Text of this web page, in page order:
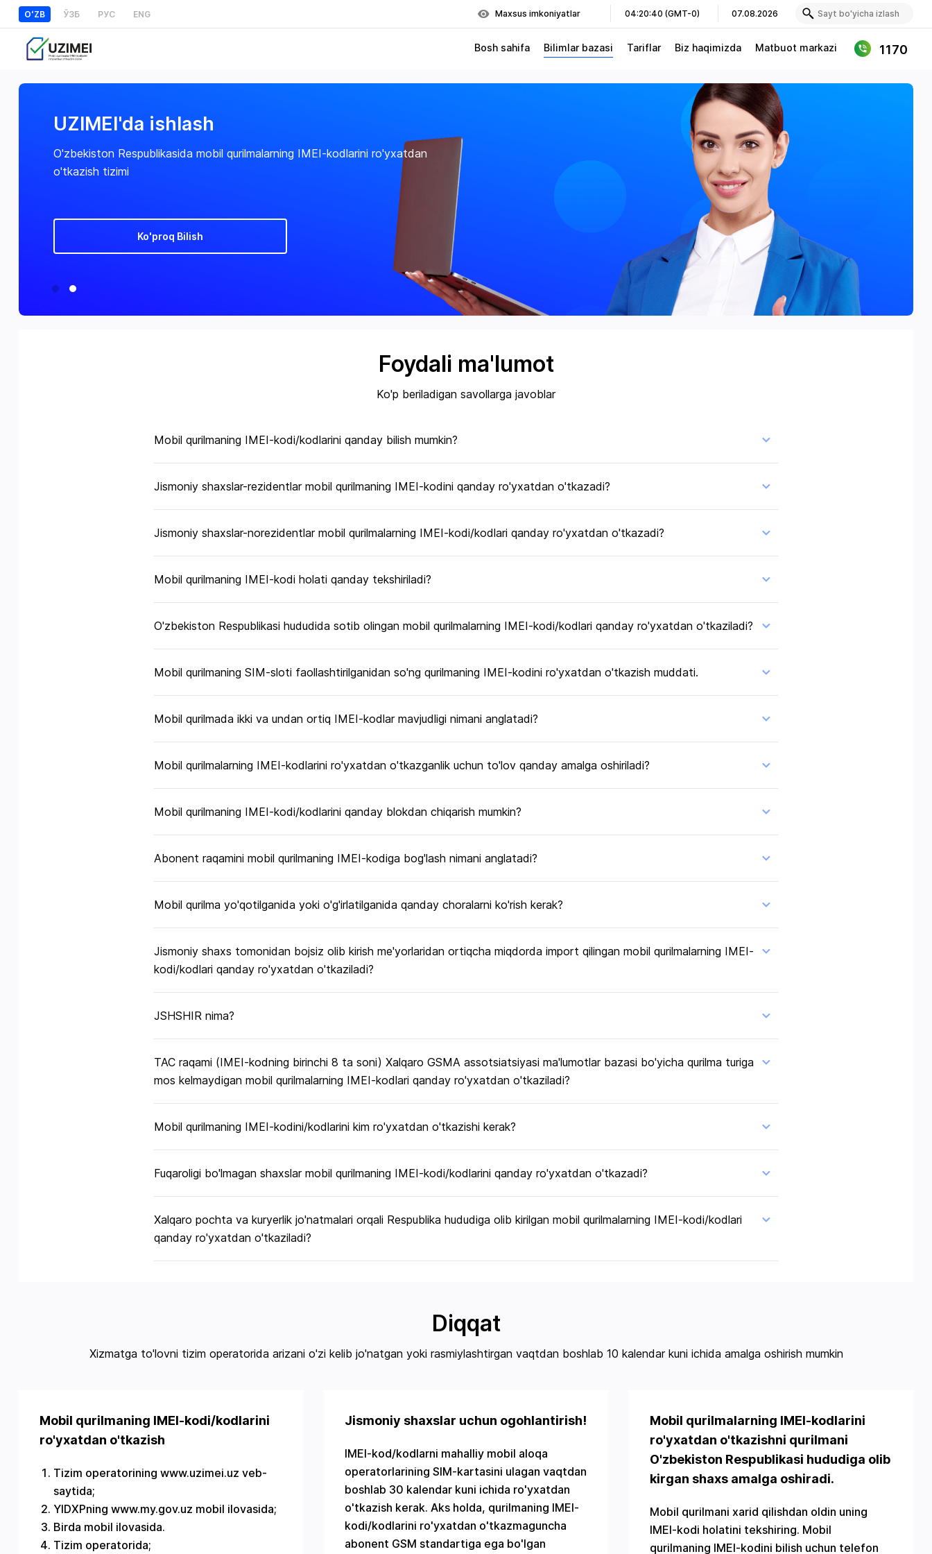
OʻZB ЎЗБ РУС ENG Maxsus imkoniyatlar 04:20:40 (GMT-0) 07.08.2026
Bosh sahifa Bilimlar bazasi Tariflar Biz haqimizda Matbuot markazi 1170
UZIMEI'da ishlash
O'zbekiston Respublikasida mobil qurilmalarning IMEI-kodlarini ro'yxatdan
o'tkazish tizimi
Ko'proq Bilish
Foydali ma'lumot
Ko'p beriladigan savollarga javoblar
Mobil qurilmaning IMEI-kodi/kodlarini qanday bilish mumkin?
Jismoniy shaxslar-rezidentlar mobil qurilmaning IMEI-kodini qanday ro'yxatdan o'tkazadi?
Jismoniy shaxslar-norezidentlar mobil qurilmalarning IMEI-kodi/kodlari qanday ro'yxatdan o'tkazadi?
Mobil qurilmaning IMEI-kodi holati qanday tekshiriladi?
O'zbekiston Respublikasi hududida sotib olingan mobil qurilmalarning IMEI-kodi/kodlari qanday ro'yxatdan o'tkaziladi?
Mobil qurilmaning SIM-sloti faollashtirilganidan so'ng qurilmaning IMEI-kodini ro'yxatdan o'tkazish muddati.
Mobil qurilmada ikki va undan ortiq IMEI-kodlar mavjudligi nimani anglatadi?
Mobil qurilmalarning IMEI-kodlarini ro'yxatdan o'tkazganlik uchun to'lov qanday amalga oshiriladi?
Mobil qurilmaning IMEI-kodi/kodlarini qanday blokdan chiqarish mumkin?
Abonent raqamini mobil qurilmaning IMEI-kodiga bog'lash nimani anglatadi?
Mobil qurilma yo'qotilganida yoki o'g'irlatilganida qanday choralarni ko'rish kerak?
Jismoniy shaxs tomonidan bojsiz olib kirish me'yorlaridan ortiqcha miqdorda import qilingan mobil qurilmalarning IMEI-
kodi/kodlari qanday ro'yxatdan o'tkaziladi?
JSHSHIR nima?
TAC raqami (IMEI-kodning birinchi 8 ta soni) Xalqaro GSMA assotsiatsiyasi ma'lumotlar bazasi bo'yicha qurilma turiga
mos kelmaydigan mobil qurilmalarning IMEI-kodlari qanday ro'yxatdan o'tkaziladi?
Mobil qurilmaning IMEI-kodini/kodlarini kim ro'yxatdan o'tkazishi kerak?
Fuqaroligi bo'lmagan shaxslar mobil qurilmaning IMEI-kodi/kodlarini qanday ro'yxatdan o'tkazadi?
Xalqaro pochta va kuryerlik jo'natmalari orqali Respublika hududiga olib kirilgan mobil qurilmalarning IMEI-kodi/kodlari
qanday ro'yxatdan o'tkaziladi?
Diqqat
Xizmatga to'lovni tizim operatorida arizani o'zi kelib jo'natgan yoki rasmiylashtirgan vaqtdan boshlab 10 kalendar kuni ichida amalga oshirish mumkin
Mobil qurilmaning IMEI-kodi/kodlarini
ro'yxatdan o'tkazish
Tizim operatorining www.uzimei.uz veb-
saytida;
YIDXPning www.my.gov.uz mobil ilovasida;
Birda mobil ilovasida.
Tizim operatorida;
Jismoniy shaxslar uchun ogohlantirish!
IMEI-kod/kodlarni mahalliy mobil aloqa
operatorlarining SIM-kartasini ulagan vaqtdan
boshlab 30 kalendar kuni ichida ro'yxatdan
o'tkazish kerak. Aks holda, qurilmaning IMEI-
kodi/kodlarini ro'yxatdan o'tkazmaguncha
abonent GSM standartiga ega bo'lgan
Mobil qurilmalarning IMEI-kodlarini
ro'yxatdan o'tkazishni qurilmani
O'zbekiston Respublikasi hududiga olib
kirgan shaxs amalga oshiradi.
Mobil qurilmani xarid qilishdan oldin uning
IMEI-kodi holatini tekshiring. Mobil
qurilmaning IMEI-kodini bilish uchun telefon